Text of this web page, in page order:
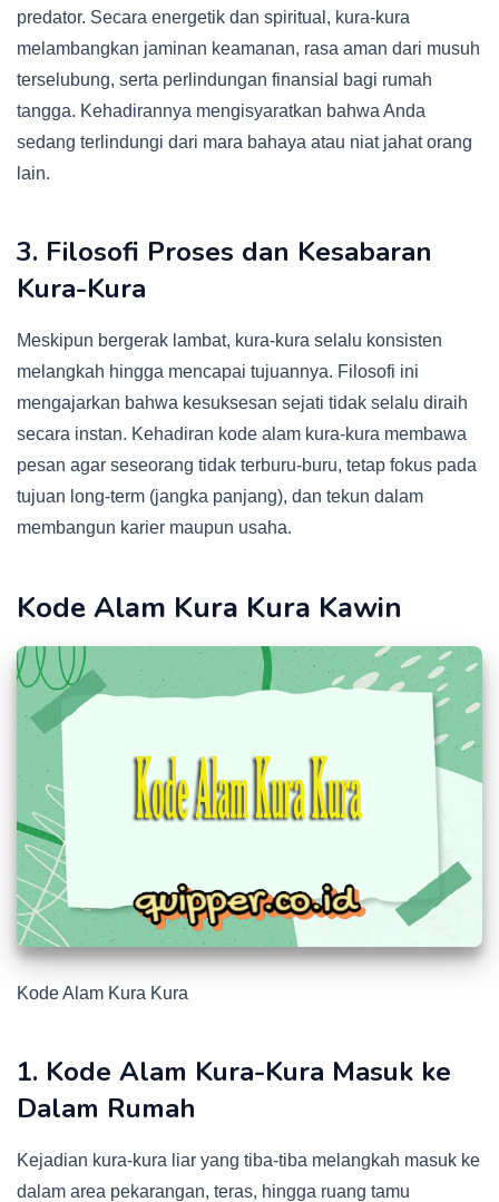
predator. Secara energetik dan spiritual, kura-kura
melambangkan jaminan keamanan, rasa aman dari musuh
terselubung, serta perlindungan finansial bagi rumah
tangga. Kehadirannya mengisyaratkan bahwa Anda
sedang terlindungi dari mara bahaya atau niat jahat orang
lain.
3. Filosofi Proses dan Kesabaran
Kura-Kura
Meskipun bergerak lambat, kura-kura selalu konsisten
melangkah hingga mencapai tujuannya. Filosofi ini
mengajarkan bahwa kesuksesan sejati tidak selalu diraih
secara instan. Kehadiran kode alam kura-kura membawa
pesan agar seseorang tidak terburu-buru, tetap fokus pada
tujuan long-term (jangka panjang), dan tekun dalam
membangun karier maupun usaha.
Kode Alam Kura Kura Kawin
Kode Alam Kura Kura
1. Kode Alam Kura-Kura Masuk ke
Dalam Rumah
Kejadian kura-kura liar yang tiba-tiba melangkah masuk ke
dalam area pekarangan, teras, hingga ruang tamu